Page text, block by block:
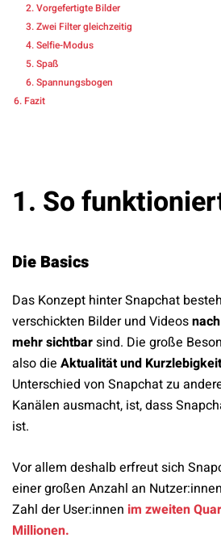
Vorgefertigte Bilder
Zwei Filter gleichzeitig
Selfie-Modus
Spaß
Spannungsbogen
Fazit
1. So
Die Basics
Das Konzept hinter Snapchat
verschickten Bilder und Videos
mehr sichtbarsind. Die große
also die Aktualität und
Unterschied von Snapchat zu
Kanälen ausmacht, ist, dass
ist.
Vor allem deshalb erfreut sich
einer großen Anzahl an
Zahl der User:innen im zweiten
Millionen.